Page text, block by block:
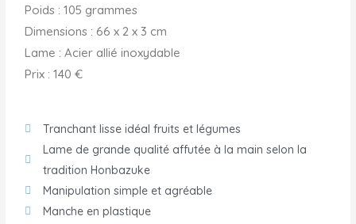
Poids : 105 grammes
Dimensions : ‎66 x 2 x 3 cm
Lame : ‎Acier allié inoxydable
Prix : 140 €
Tranchant lisse idéal fruits et légumes
Lame de grande qualité affutée à la main selon la
tradition Honbazuke
Manipulation simple et agréable
Manche en plastique